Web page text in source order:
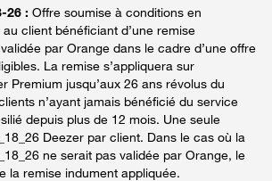
26 : Offre soumise à conditions en
client bénéficiant d’une remise
par Orange dans le cadre d’une offre
La remise s’appliquera sur
Premium jusqu’aux 26 ans révolus du
n’ayant jamais bénéficié du service
depuis plus de 12 mois. Une seule
Deezer par client. Dans le cas où la
ne serait pas validée par Orange, le
la remise indument appliquée.